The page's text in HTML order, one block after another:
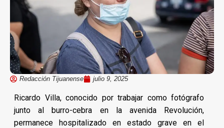
Redacción Tijuanense julio 9, 2025
Ricardo Villa, conocido por trabajar como fotógrafo
junto al burro-cebra en la avenida Revolución,
permanece hospitalizado en estado grave en el